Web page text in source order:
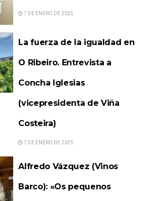
7 DE ENERO DE 2025
La fuerza de la igualdad en
O Ribeiro. Entrevista a
Concha Iglesias
(vicepresidenta de Viña
Costeira)
7 DE ENERO DE 2025
Alfredo Vázquez (Vinos
Barco): «Os pequenos